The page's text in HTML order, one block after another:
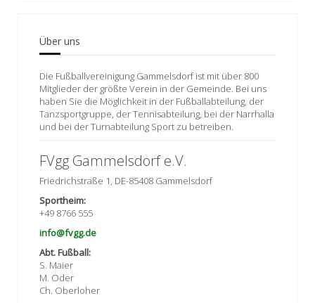
Über uns
Die Fußballvereinigung Gammelsdorf ist mit über 800
Mitglieder der größte Verein in der Gemeinde. Bei uns
haben Sie die Möglichkeit in der Fußballabteilung, der
Tanzsportgruppe, der Tennisabteilung, bei der Narrhalla
und bei der Turnabteilung Sport zu betreiben.
FVgg Gammelsdorf e.V.
Friedrichstraße 1, DE-85408 Gammelsdorf
Sportheim:
+49 8766 555
info@fvgg.de
Abt. Fußball:
S. Maier
M. Oder
Ch. Oberloher